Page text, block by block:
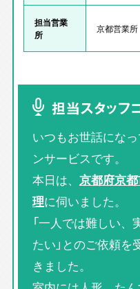
担当営業
所
京都営業所
担当スタッフ
いつもお世話にな
ンサービスです。
本日は、 京都府京
理に伺いました。
「一人では難しい
たい」とのご依頼
きました。